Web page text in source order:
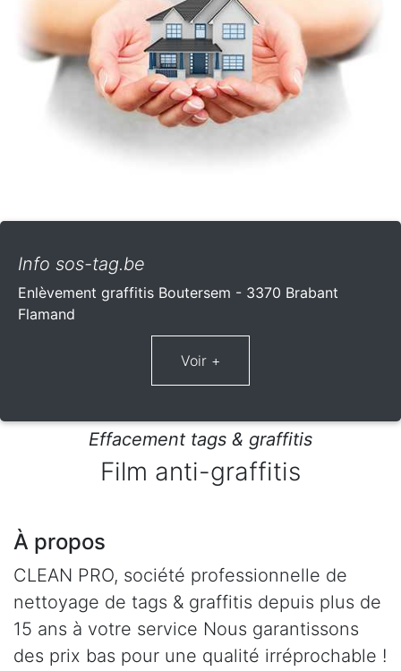
Info sos-tag.be
Enlèvement graffitis Boutersem - 3370 Brabant
Flamand
Effacement tags & graffitis
Film anti-graffitis
À propos
CLEAN PRO, société professionnelle de
nettoyage de tags & graffitis depuis plus de
15 ans à votre service Nous garantissons
des prix bas pour une qualité irréprochable !